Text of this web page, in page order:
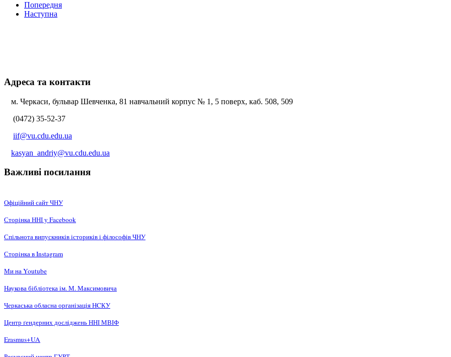
Попередня
Наступна
Адреса та контакти
м. Черкаси, бульвар Шевченка, 81 навчальний корпус № 1, 5 поверх, каб. 508, 509
(0472) 35-52-37
iif@vu.cdu.edu.ua
kasyan_andriy@vu.cdu.edu.ua
Важливі посилання
Офіційний сайт ЧНУ
Сторінка ННІ у Facebook
Спільнота випускників істориків і філософів ЧНУ
Сторінка в Instagram
Ми на Youtube
Наукова бібліотека ім. М. Максимовича
Черкаська обласна організація НCКУ
Центр ґендерних досліджень ННІ МВІФ
Erasmus+UA